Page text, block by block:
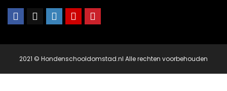
2021 © Hondenschooldomstad.nl Alle rechten voorbehouden